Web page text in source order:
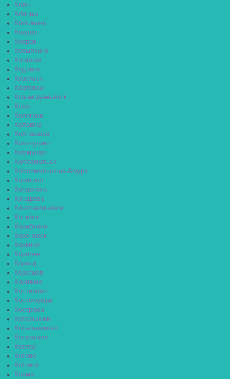
Клин
Клинцы
Княгинино
Ковдор
Ковров
Ковылкино
Когалым
Кодинск
Козельск
Козловка
Козьмодемьянск
Кола
Кологрив
Коломна
Колпашево
Кольчугино
Коммунар
Комсомольск
Комсомольск-на-Амуре
Конаково
Кондопога
Кондрово
Константиновск
Копейск
Кораблино
Кореновск
Коркино
Королёв
Короча
Корсаков
Коряжма
Костерёво
Костомукша
Кострома
Котельники
Котельниково
Котельнич
Котлас
Котово
Котовск
Кохма